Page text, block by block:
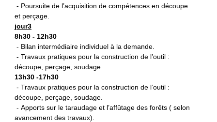
- Poursuite de l’acquisition de compétences en découpe
et perçage.
jour3
8h30 - 12h30
- Bilan intermédiaire individuel à la demande.
- Travaux pratiques pour la construction de l’outil :
découpe, perçage, soudage.
13h30 -17h30
- Travaux pratiques pour la construction de l’outil :
découpe, perçage, soudage.
- Apports sur le taraudage et l’affûtage des forêts ( selon
avancement des travaux).